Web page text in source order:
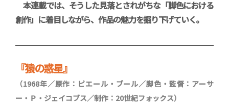
本連載では、そうした見落とされがちな「脚色における
創作」に着目しながら、作品の魅力を掘り下げていく。
『猿の惑星』
（1968年／原作：ピエール・ブール／脚色・監督：アーサ
ー・Ｐ・ジェイコブス／制作：20世紀フォックス）